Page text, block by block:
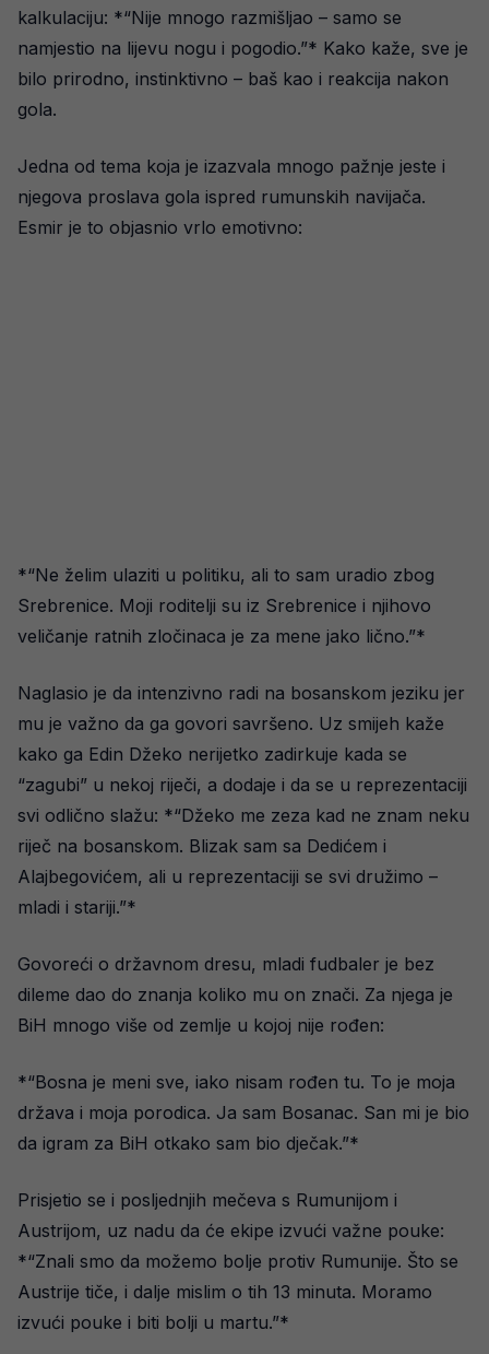
kalkulaciju: *“Nije mnogo razmišljao – samo se
namjestio na lijevu nogu i pogodio.”* Kako kaže, sve je
bilo prirodno, instinktivno – baš kao i reakcija nakon
gola.
Jedna od tema koja je izazvala mnogo pažnje jeste i
njegova proslava gola ispred rumunskih navijača.
Esmir je to objasnio vrlo emotivno:
*“Ne želim ulaziti u politiku, ali to sam uradio zbog
Srebrenice. Moji roditelji su iz Srebrenice i njihovo
veličanje ratnih zločinaca je za mene jako lično.”*
Naglasio je da intenzivno radi na bosanskom jeziku jer
mu je važno da ga govori savršeno. Uz smijeh kaže
kako ga Edin Džeko nerijetko zadirkuje kada se
“zagubi” u nekoj riječi, a dodaje i da se u reprezentaciji
svi odlično slažu: *“Džeko me zeza kad ne znam neku
riječ na bosanskom. Blizak sam sa Dedićem i
Alajbegovićem, ali u reprezentaciji se svi družimo –
mladi i stariji.”*
Govoreći o državnom dresu, mladi fudbaler je bez
dileme dao do znanja koliko mu on znači. Za njega je
BiH mnogo više od zemlje u kojoj nije rođen:
*“Bosna je meni sve, iako nisam rođen tu. To je moja
država i moja porodica. Ja sam Bosanac. San mi je bio
da igram za BiH otkako sam bio dječak.”*
Prisjetio se i posljednjih mečeva s Rumunijom i
Austrijom, uz nadu da će ekipe izvući važne pouke:
*“Znali smo da možemo bolje protiv Rumunije. Što se
Austrije tiče, i dalje mislim o tih 13 minuta. Moramo
izvući pouke i biti bolji u martu.”*